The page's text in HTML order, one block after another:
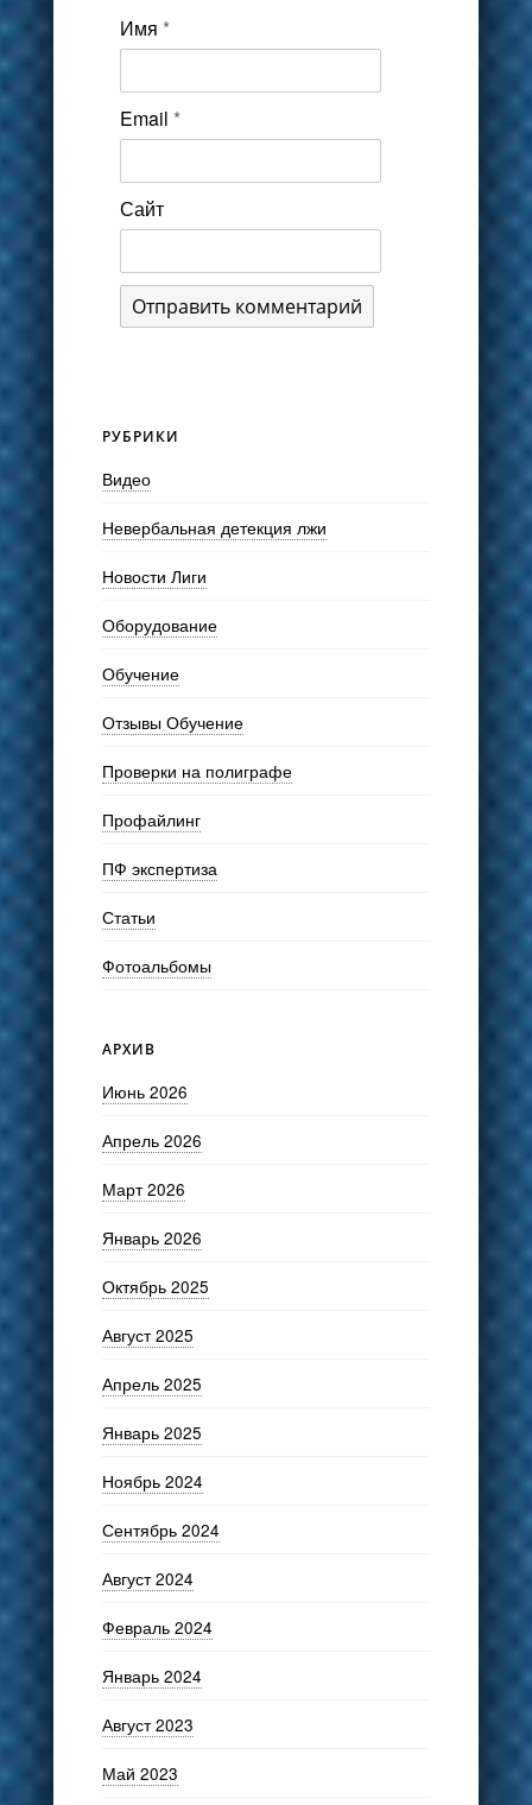
Имя *
Email *
Сайт
РУБРИКИ
Видео
Невербальная детекция лжи
Новости Лиги
Оборудование
Обучение
Отзывы Обучение
Проверки на полиграфе
Профайлинг
ПФ экспертиза
Статьи
Фотоальбомы
АРХИВ
Июнь 2026
Апрель 2026
Март 2026
Январь 2026
Октябрь 2025
Август 2025
Апрель 2025
Январь 2025
Ноябрь 2024
Сентябрь 2024
Август 2024
Февраль 2024
Январь 2024
Август 2023
Май 2023